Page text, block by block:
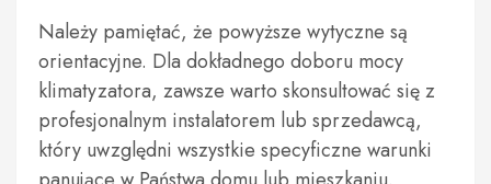
Należy pamiętać, że powyższe wytyczne są
orientacyjne. Dla dokładnego doboru mocy
klimatyzatora, zawsze warto skonsultować się z
profesjonalnym instalatorem lub sprzedawcą,
który uwzględni wszystkie specyficzne warunki